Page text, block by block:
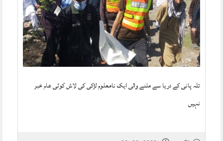
تتّہ پانی کے دریا سے ملنے والی ایک نامعلوم لڑکی کی لاش کوئی عام خبر
نہیں